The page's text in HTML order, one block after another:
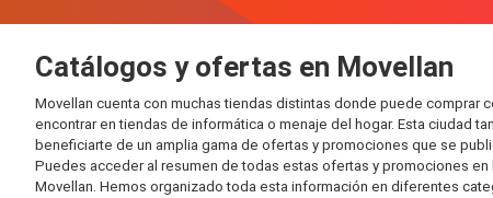
Catálogos y ofertas en Movellan
Movellan cuenta con muchas tiendas distintas donde puede
encontrar en tiendas de informática o menaje del hogar. Esta ciudad
beneficiarte de un amplia gama de ofertas y promociones que se
Puedes acceder al resumen de todas estas ofertas y promociones
Movellan. Hemos organizado toda esta información en diferentes